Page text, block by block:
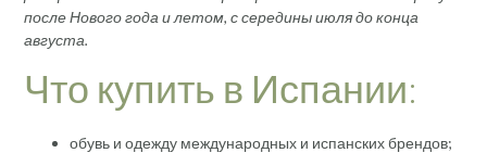
после Нового года и летом, с середины июля до конца
августа.
Что купить в Испании:
обувь и одежду международных и испанских брендов;